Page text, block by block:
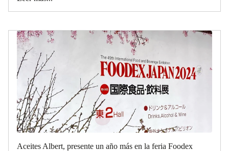
Aceites Albert, presente un año más en la feria Foodex